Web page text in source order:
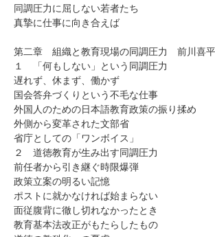
同調圧力に屈しない若者たち
真摯に仕事に向き合えば
第二章 組織と教育現場の同調圧力 前川喜平
１ 「何もしない」という同調圧力
遅れず、休まず、働かず
国会答弁づくりという不毛な仕事
外国人のための日本語教育政策の振り揉め
外側から変革された文部省
省庁としての「ワンボイス」
２ 道徳教育が生み出す同調圧力
前任者から引き継ぐ時限爆弾
政策立案の明るい記憶
ポストに就かなければ始まらない
面従腹背に徹し切れなかったとき
教育基本法改正がもたらしたもの